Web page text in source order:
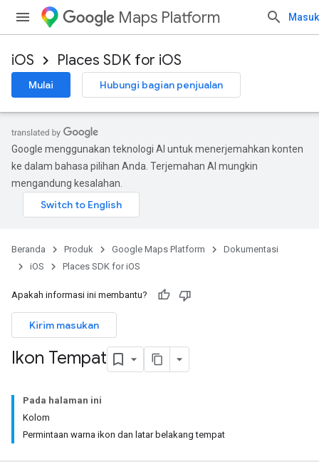
Maps Platform Masuk
iOS Places SDK for iOS
Mulai Hubungi bagian penjualan
Google menggunakan teknologi AI untuk menerjemahkan konten
ke dalam bahasa pilihan Anda. Terjemahan AI mungkin
mengandung kesalahan.
Beranda Produk Google Maps Platform
Dokumentasi
iOS
Places SDK for iOS
Apakah informasi ini membantu?
Kirim masukan
Ikon Tempat
Pada halaman ini
Kolom
Permintaan warna ikon dan latar belakang tempat